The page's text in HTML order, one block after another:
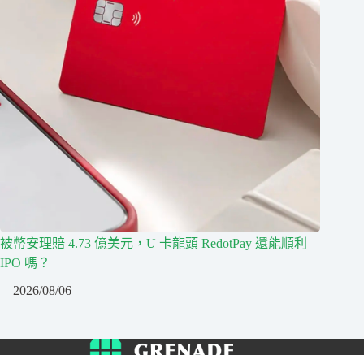
被幣安理賠 4.73 億美元，U 卡龍頭 RedotPay 還能順利
IPO 嗎？
2026/08/06